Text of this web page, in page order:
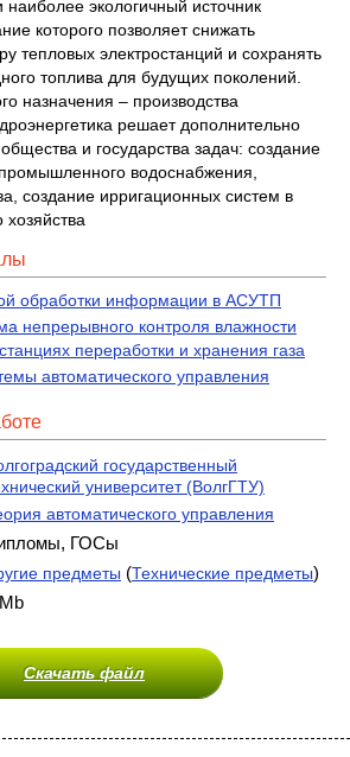
экологичный источник
которого позволяет снижать
тепловых электростанций и сохранять
топлива для будущих поколений.
назначения – производства
решает дополнительно
и государства задач: создание
водоснабжения,
создание ирригационных систем в
хозяйства
обработки информации в АСУТП
непрерывного контроля влажности
переработки и хранения газа
автоматического управления
государственный
университет (ВолгГТУ)
автоматического управления
ГОСы
предметы (Технические предметы)
Скачать файл